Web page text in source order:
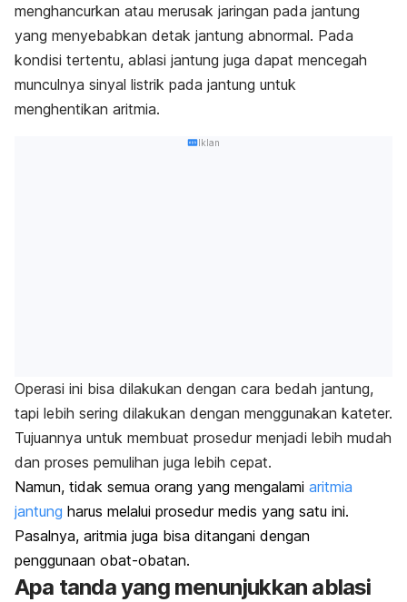
menghancurkan atau merusak jaringan pada jantung
yang menyebabkan detak jantung abnormal. Pada
kondisi tertentu, ablasi jantung juga dapat mencegah
munculnya sinyal listrik pada jantung untuk
menghentikan aritmia.
Iklan
Operasi ini bisa dilakukan dengan cara bedah jantung,
tapi lebih sering dilakukan dengan menggunakan kateter.
Tujuannya untuk membuat prosedur menjadi lebih mudah
dan proses pemulihan juga lebih cepat.
Namun, tidak semua orang yang mengalami aritmia
jantung harus melalui prosedur medis yang satu ini.
Pasalnya, aritmia juga bisa ditangani dengan
penggunaan obat-obatan.
Apa tanda yang menunjukkan ablasi